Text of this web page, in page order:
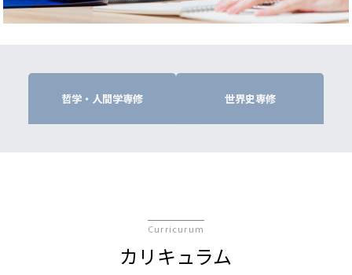
哲学・人間学専修 世界史専修
カリキュラム
Curricurum